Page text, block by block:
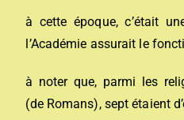
à cette époque, c’était
l’Académie assurait le
à noter que, parmi les
(de Romans), sept étaient